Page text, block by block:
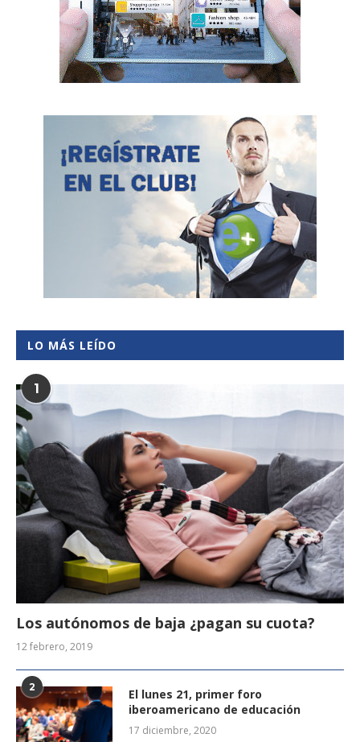
LO MÁS LEÍDO
1
Los autónomos de baja ¿pagan su cuota?
12 febrero, 2019
2
El lunes 21, primer foro
iberoamericano de educación
17 diciembre, 2020